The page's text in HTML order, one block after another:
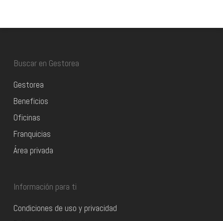
Buscar en Gestorea
Gestorea
Beneficios
Oficinas
Franquicias
Área privada
Información para ti
Condiciones de uso y privacidad